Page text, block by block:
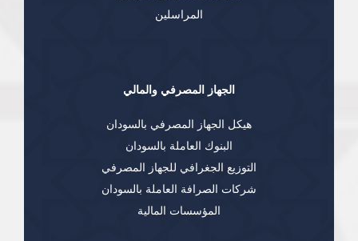
المراسلين
الجهاز المصرفي والمالي
هيكل الجهاز المصرفي بالسودان
البنوك العاملة بالسودان
التوزيع الجغرافي للجهاز المصرفي
شركات الصرافة العاملة بالسودان
المؤسسات المالية